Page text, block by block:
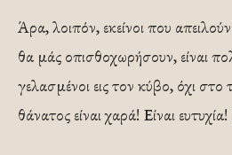
Άρα, λοιπόν, εκείνοι που
θα μάς οπισθοχωρήσουν, είναι
γελασμένοι εις τον κύβο, όχι
θάνατος είναι χαρά! Είναι